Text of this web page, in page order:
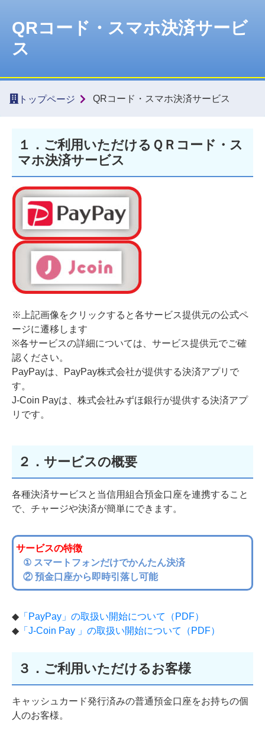
QRコード・スマホ決済サービ
ス
トップページ QRコード・スマホ決済サービス
１．ご利用いただけるＱＲコード・ス
マホ決済サービス
※上記画像をクリックすると各サービス提供元の公式ペ
ージに遷移します
※各サービスの詳細については、サービス提供元でご確
認ください。
PayPayは、PayPay株式会社が提供する決済アプリで
す。
J-Coin Payは、株式会社みずほ銀行が提供する決済アプ
リです。
２．サービスの概要
各種決済サービスと当信用組合預金口座を連携すること
で、チャージや決済が簡単にできます。
サービスの特徴
① スマートフォンだけでかんたん決済
② 預金口座から即時引落し可能
◆ 「PayPay」の取扱い開始について（PDF）
◆ 「J-Coin Pay 」の取扱い開始について（PDF）
３．ご利用いただけるお客様
キャッシュカード発行済みの普通預金口座をお持ちの個
人のお客様。